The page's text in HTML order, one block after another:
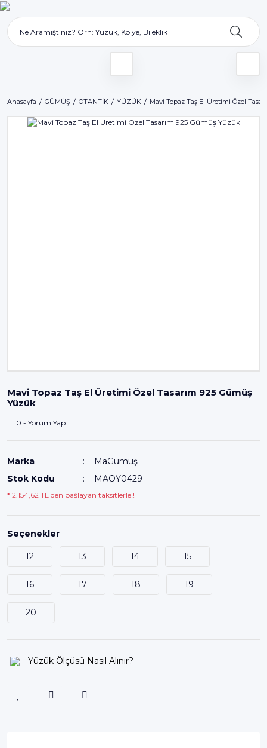
Anasayfa GÜMÜŞ OTANTİK YÜZÜK Mavi Topaz Taş El Üretimi Özel
Mavi Topaz Taş El Üretimi Özel Tasarım 925 Gümüş
Yüzük
0 - Yorum Yap
Marka
MaGümüş
Stok Kodu
MAOY0429
* 2.154,62 TL den başlayan taksitlerle!!
Seçenekler
12 13 14 15
16 17 18 19
20
Yüzük Ölçüsü Nasıl Alınır?